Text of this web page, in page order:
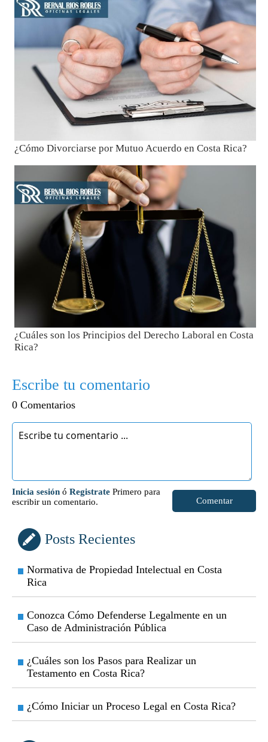
¿Cómo Divorciarse por Mutuo Acuerdo en Costa Rica?
¿Cuáles son los Principios del Derecho Laboral en Costa
Rica?
Escribe tu comentario
0 Comentarios
Comentar
Inicia sesión ó Registrate Primero para
escribir un comentario.
Posts Recientes
Normativa de Propiedad Intelectual en Costa
Rica
Conozca Cómo Defenderse Legalmente en un
Caso de Administración Pública
¿Cuáles son los Pasos para Realizar un
Testamento en Costa Rica?
¿Cómo Iniciar un Proceso Legal en Costa Rica?